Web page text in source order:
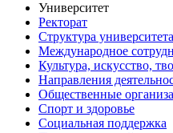
Университет
Ректорат
Структура университета
Международное
Культура, искусство,
Направления
Общественные
Спорт и здоровье
Социальная поддержка